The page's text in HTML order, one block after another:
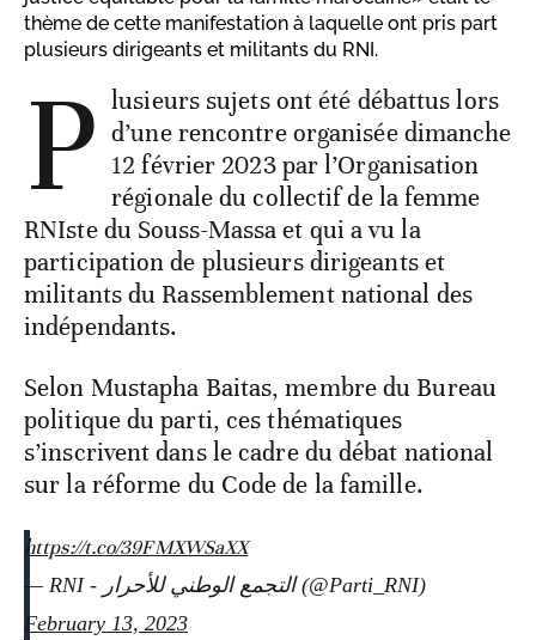
thème de cette manifestation à laquelle ont pris part
plusieurs dirigeants et militants du RNI.
P lusieurs sujets ont été débattus lors
d’une rencontre organisée dimanche
12 février 2023 par l’Organisation
régionale du collectif de la femme
RNIste du Souss-Massa et qui a vu la
participation de plusieurs dirigeants et
militants du Rassemblement national des
indépendants.
Selon Mustapha Baitas, membre du Bureau
politique du parti, ces thématiques
s’inscrivent dans le cadre du débat national
sur la réforme du Code de la famille.
https://t.co/39FMXWSaXX
— RNI - التجمع الوطني للأحرار (@Parti_RNI)
February 13, 2023